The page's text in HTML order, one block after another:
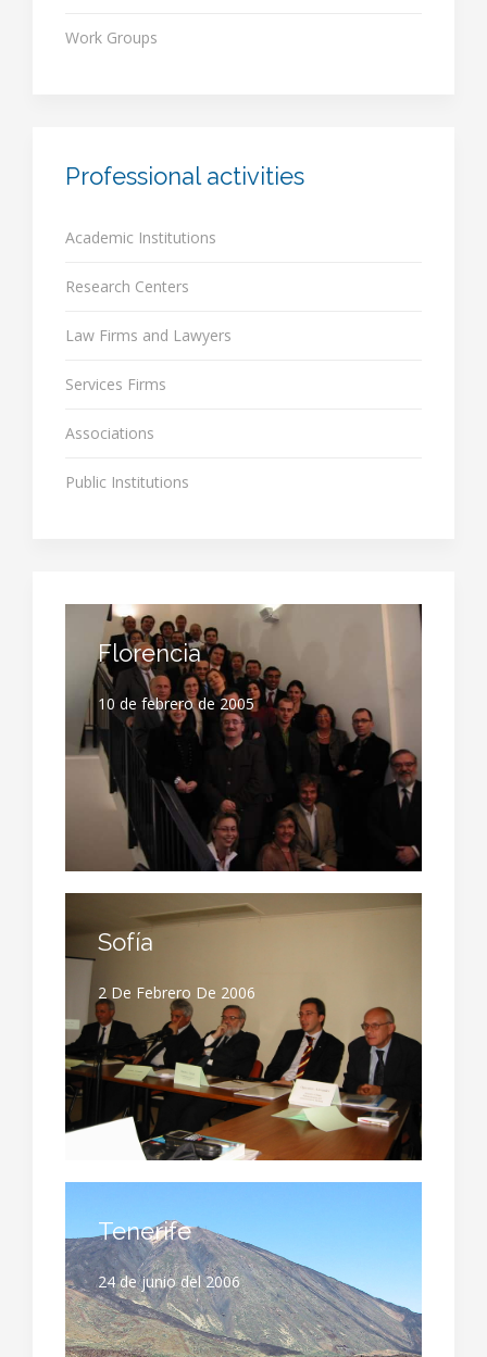
Work Groups
Professional activities
Academic Institutions
Research Centers
Law Firms and Lawyers
Services Firms
Associations
Public Institutions
Florencia
10 de febrero de 2005
Sofía
2 De Febrero De 2006
Tenerife
24 de junio del 2006